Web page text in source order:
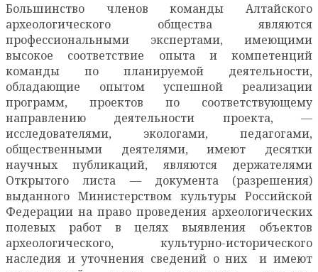
Большинство членов команды Алтайского
археологического общества являются
профессиональными экспертами, имеющими
высокое соответствие опыта и компетенций
команды по планируемой деятельности,
обладающие опытом успешной реализации
программ, проектов по соответствующему
направлению деятельности проекта, —
исследователями, экологами, педагогами,
общественными деятелями, имеют десятки
научных публикаций, являются держателями
Открытого листа — документа (разрешения)
выданного Министерством культуры Российской
Федерации на право проведения археологических
полевых работ в целях выявления объектов
археологического, культурно-исторического
наследия и уточнения сведений о них и имеют